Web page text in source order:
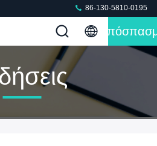
86-130-5810-0195